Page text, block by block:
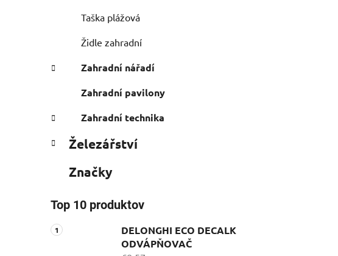
Taška plážová
Židle zahradní
Zahradní nářadí
Zahradní pavilony
Zahradní technika
Železářství
Značky
Top 10 produktov
DELONGHI ECO DECALK
ODVÁPŇOVAČ